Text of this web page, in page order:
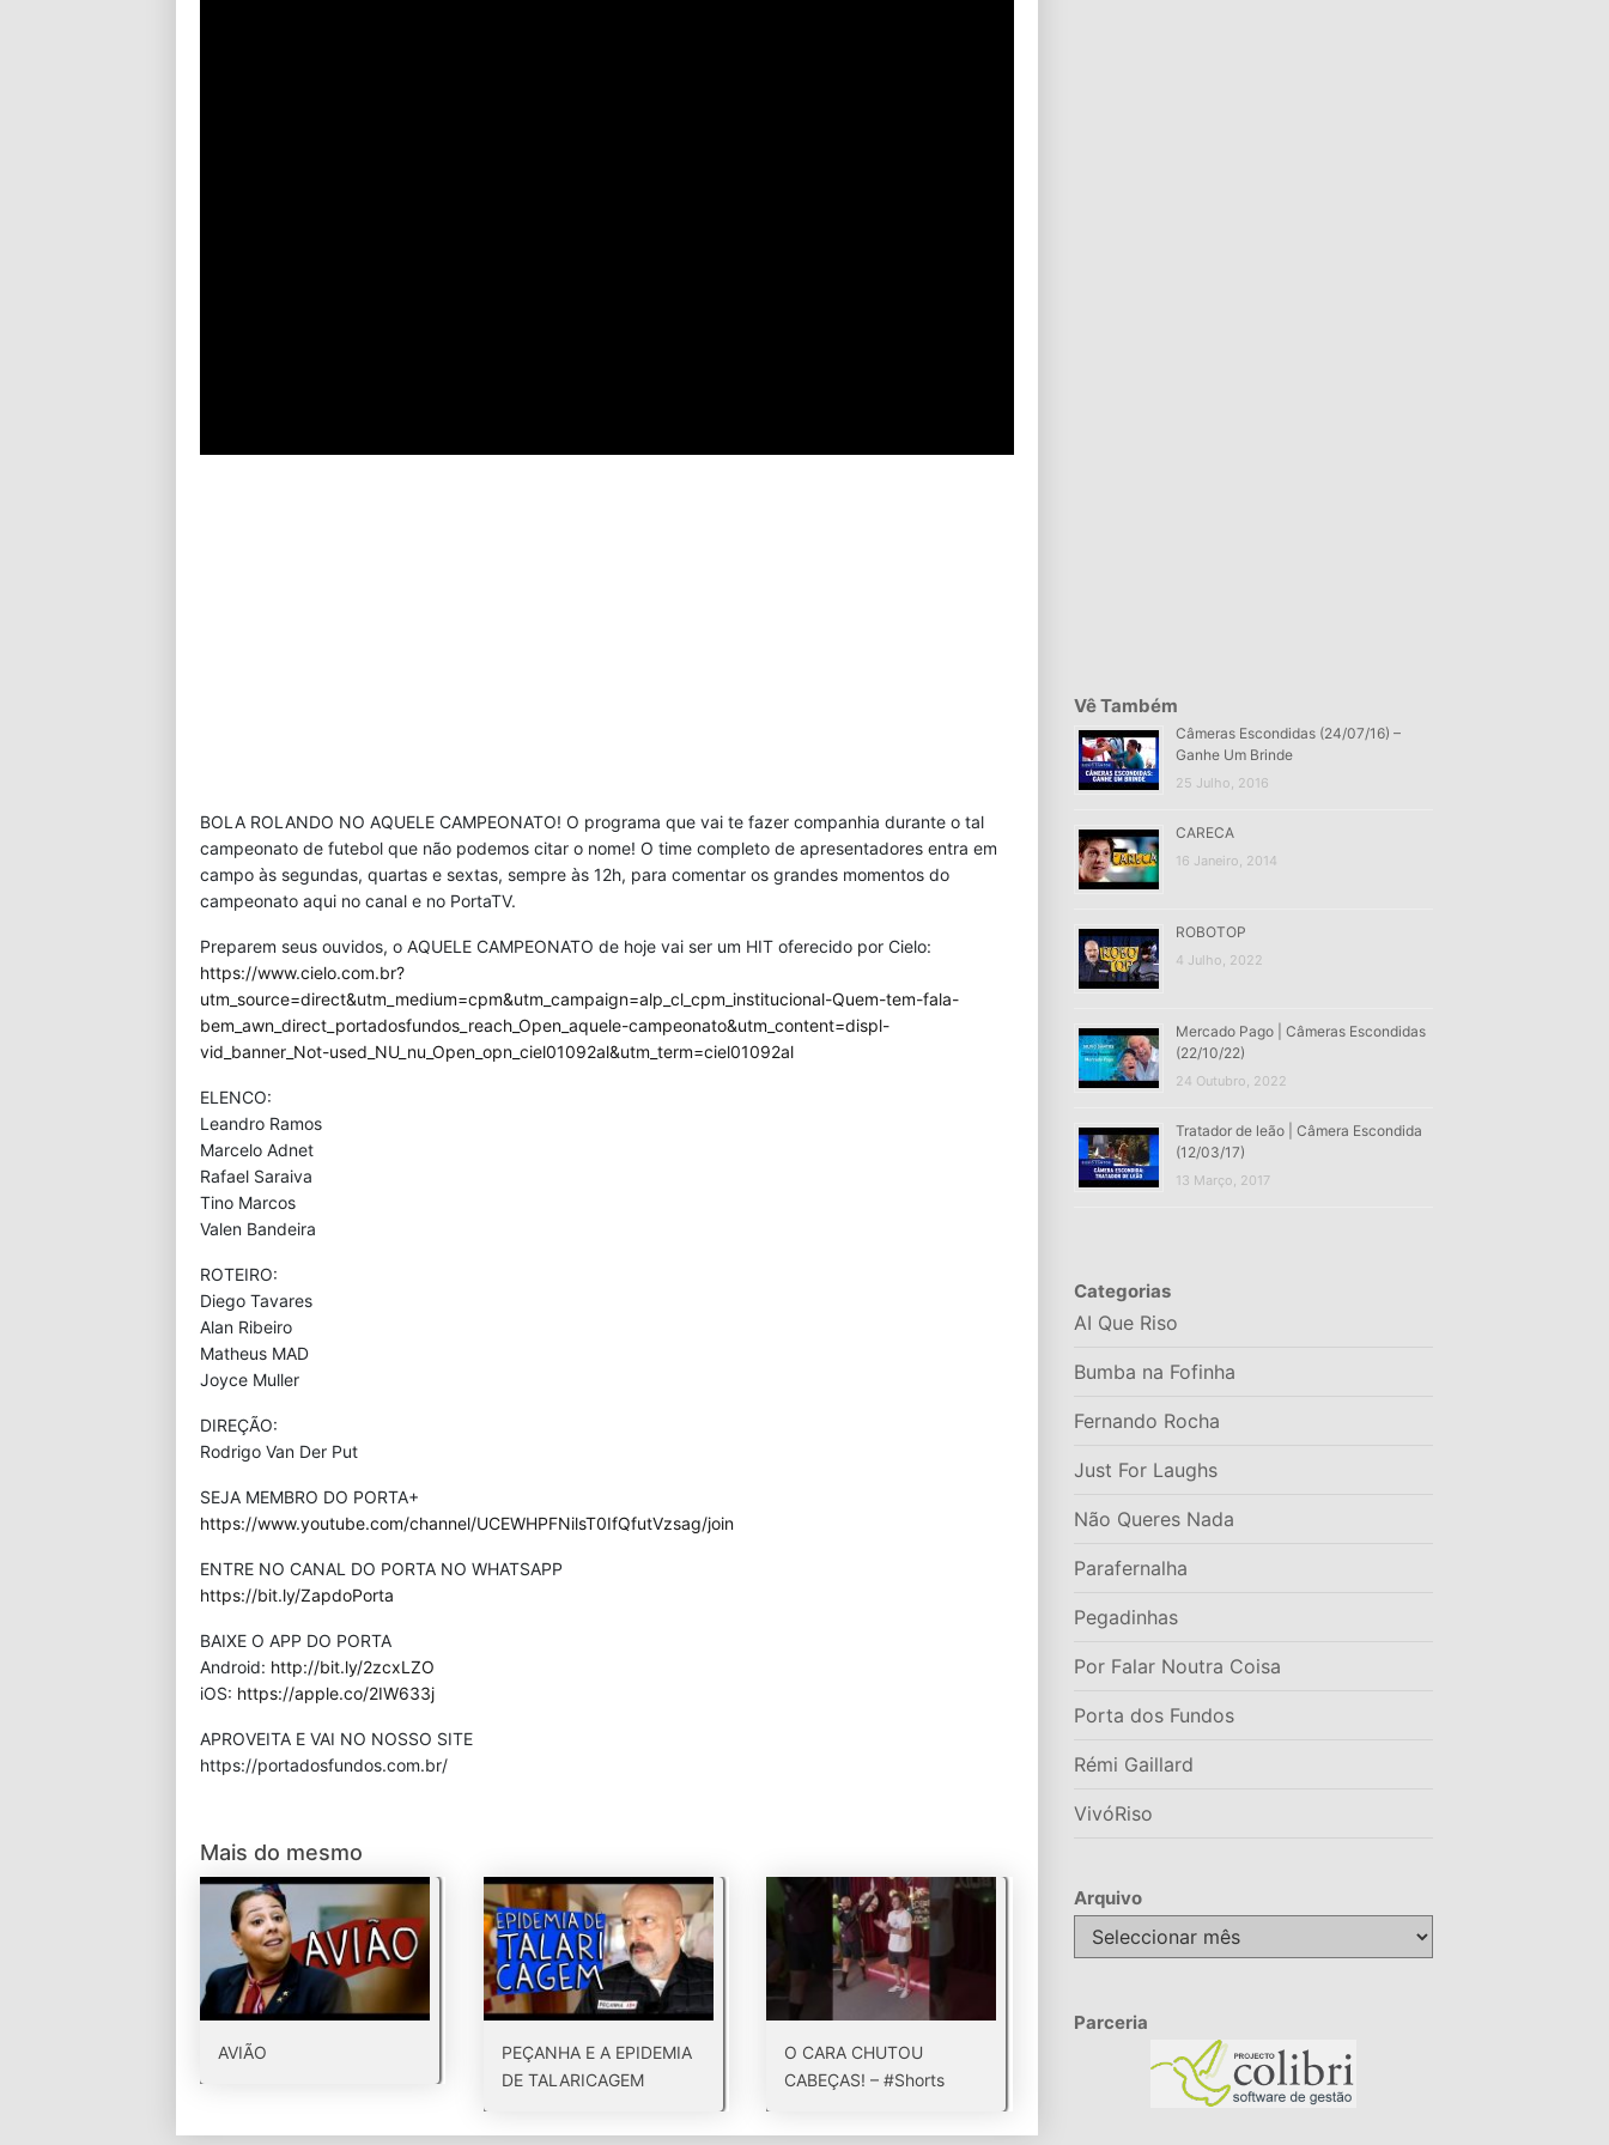
BOLA ROLANDO NO AQUELE CAMPEONATO! O programa que vai te fazer companhia durante o tal
campeonato de futebol que não podemos citar o nome! O time completo de apresentadores entra em
campo às segundas, quartas e sextas, sempre às 12h, para comentar os grandes momentos do
campeonato aqui no canal e no PortaTV.
Preparem seus ouvidos, o AQUELE CAMPEONATO de hoje vai ser um HIT oferecido por Cielo:
https://www.cielo.com.br?
utm_source=direct&utm_medium=cpm&utm_campaign=alp_cl_cpm_institucional-Quem-tem-fala-
bem_awn_direct_portadosfundos_reach_Open_aquele-campeonato&utm_content=displ-
vid_banner_Not-used_NU_nu_Open_opn_ciel01092al&utm_term=ciel01092al
ELENCO:
Leandro Ramos
Marcelo Adnet
Rafael Saraiva
Tino Marcos
Valen Bandeira
ROTEIRO:
Diego Tavares
Alan Ribeiro
Matheus MAD
Joyce Muller
DIREÇÃO:
Rodrigo Van Der Put
SEJA MEMBRO DO PORTA+
https://www.youtube.com/channel/UCEWHPFNilsT0IfQfutVzsag/join
ENTRE NO CANAL DO PORTA NO WHATSAPP
https://bit.ly/ZapdoPorta
BAIXE O APP DO PORTA
Android: http://bit.ly/2zcxLZO
iOS: https://apple.co/2IW633j
APROVEITA E VAI NO NOSSO SITE
⁠https://portadosfundos.com.br/
Mais do mesmo
AVIÃO
PEÇANHA E A EPIDEMIA
DE TALARICAGEM
O CARA CHUTOU
CABEÇAS! – #Shorts
Vê Também
Câmeras Escondidas (24/07/16) –
Ganhe Um Brinde
25 Julho, 2016
CARECA
16 Janeiro, 2014
ROBOTOP
4 Julho, 2022
Mercado Pago | Câmeras Escondidas
(22/10/22)
24 Outubro, 2022
Tratador de leão | Câmera Escondida
(12/03/17)
13 Março, 2017
Categorias
AI Que Riso
Bumba na Fofinha
Fernando Rocha
Just For Laughs
Não Queres Nada
Parafernalha
Pegadinhas
Por Falar Noutra Coisa
Porta dos Fundos
Rémi Gaillard
VivóRiso
Arquivo
Arquivo
Parceria